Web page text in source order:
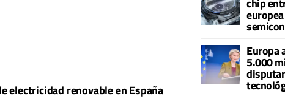
electricidad renovable en España
chip
Europa
5.000